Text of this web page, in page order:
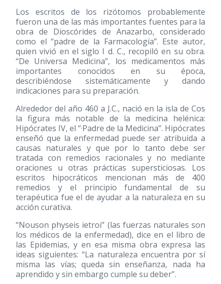
Los escritos de los rizótomos probablemente
fueron una de las más importantes fuentes para la
obra de Dioscórides de Anazarbo, considerado
como el “padre de la Farmacología”. Este autor,
quien vivió en el siglo I d. C., recopiló en su obra.
“De Universa Medicina”, los medicamentos más
importantes conocidos en su época,
describiéndose sistemáticamente y dando
indicaciones para su preparación.
Alrededor del año 460 a J.C., nació en la isla de Cos
la figura más notable de la medicina helénica:
Hipócrates IV, el “·Padre de la Medicina”. Hipócrates
enseñó que la enfermedad puede ser atribuida a
causas naturales y que por lo tanto debe ser
tratada con remedios racionales y no mediante
oraciones u otras prácticas supersticiosas. Los
escritos hipocráticos mencionan más de 400
remedios y el principio fundamental de su
terapéutica fue el de ayudar a la naturaleza en su
acción curativa.
“Nouson physeis ietroi” (las fuerzas naturales son
los médicos de la enfermedad), dice en el libro de
las Epidemias, y en esa misma obra expresa las
ideas siguientes: “La naturaleza encuentra por sí
misma las vías; queda sin enseñanza, nada ha
aprendido y sin embargo cumple su deber”.